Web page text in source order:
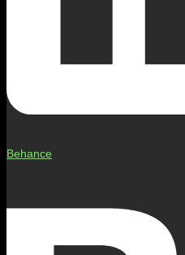
Behance